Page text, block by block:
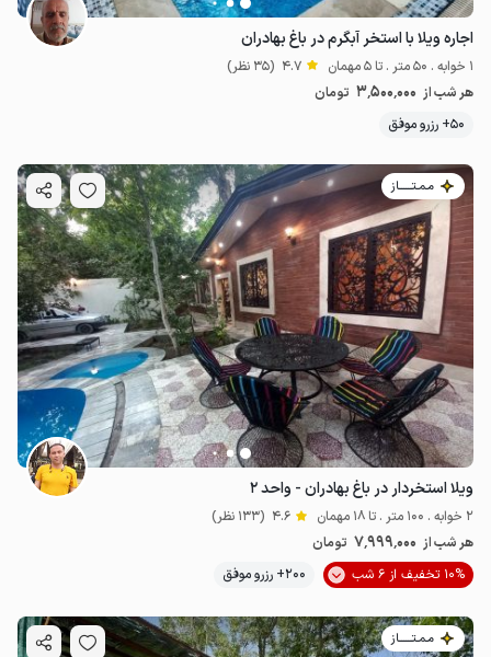
3.5میلیون ت 4.7
اجاره ویلا با استخر آبگرم در باغ بهادران
1 خوابه . 50 متر . تا 5 مهمان 4.7 (35 نظر)
هر شب از 3٬500٬000 تومان
50+ رزرو موفق
مـمـتــــــاز
ویلا استخردار در باغ بهادران - واحد ۲
2 خوابه . 100 متر . تا 18 مهمان 4.6 (133 نظر)
هر شب از 7٬999٬000 تومان
10% تخفیف از 6 شب
200+ رزرو موفق
مـمـتــــــاز